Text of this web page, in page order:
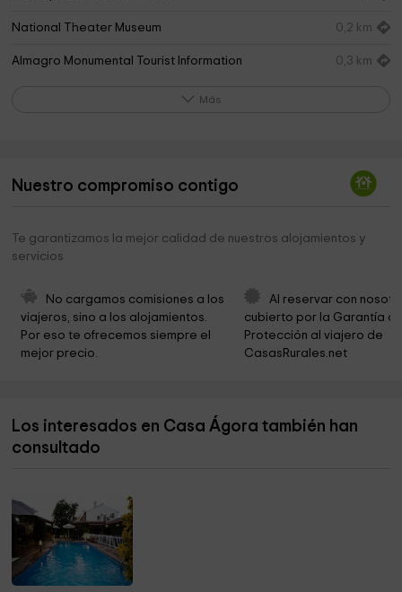
National Theater Museum 0,2 km
Almagro Monumental Tourist Information 0,3 km
Almagro San Agustin Iglesia 0,4 km
Iglesia de San Blas
Museo Etnografico Campo de Calatrava
Parroquia Madre de Dios
Ermita de San Juan 0,6 km
Convento de la Asunción de Calatrava 0,7 km
Más
Nuestro compromiso contigo
Te garantizamos la mejor calidad de nuestros alojamientos y
servicios
No cargamos comisiones a los
viajeros, sino a los alojamientos.
Por eso te ofrecemos siempre el
mejor precio.
Al reservar con
cubierto por la Garantía
Protección al viajero de
CasasRurales.net
Los interesados en Casa Ágora también han
consultado